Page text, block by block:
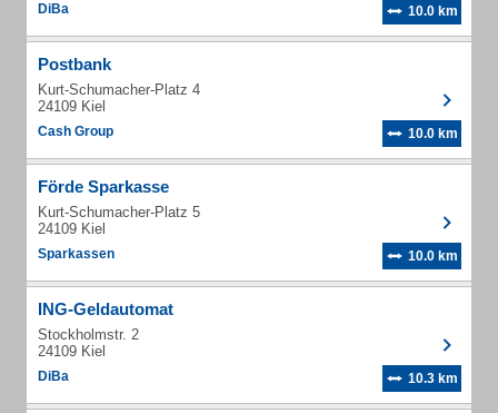
DiBa 10.0 km
Postbank
Kurt-Schumacher-Platz 4
24109 Kiel
Cash Group 10.0 km
Förde Sparkasse
Kurt-Schumacher-Platz 5
24109 Kiel
Sparkassen 10.0 km
ING-Geldautomat
Stockholmstr. 2
24109 Kiel
DiBa 10.3 km